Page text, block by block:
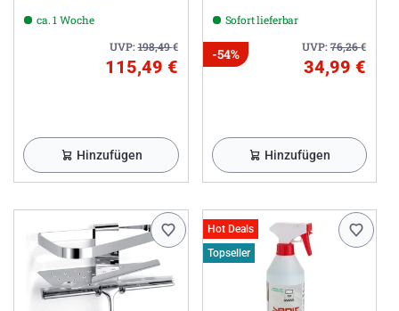
ca. 1 Woche
UVP:198,49€
115,49 €
Hinzufügen
Sofort lieferbar
UVP:76,26€
-54%
34,99 €
Hinzufügen
Hot Deals
Topseller